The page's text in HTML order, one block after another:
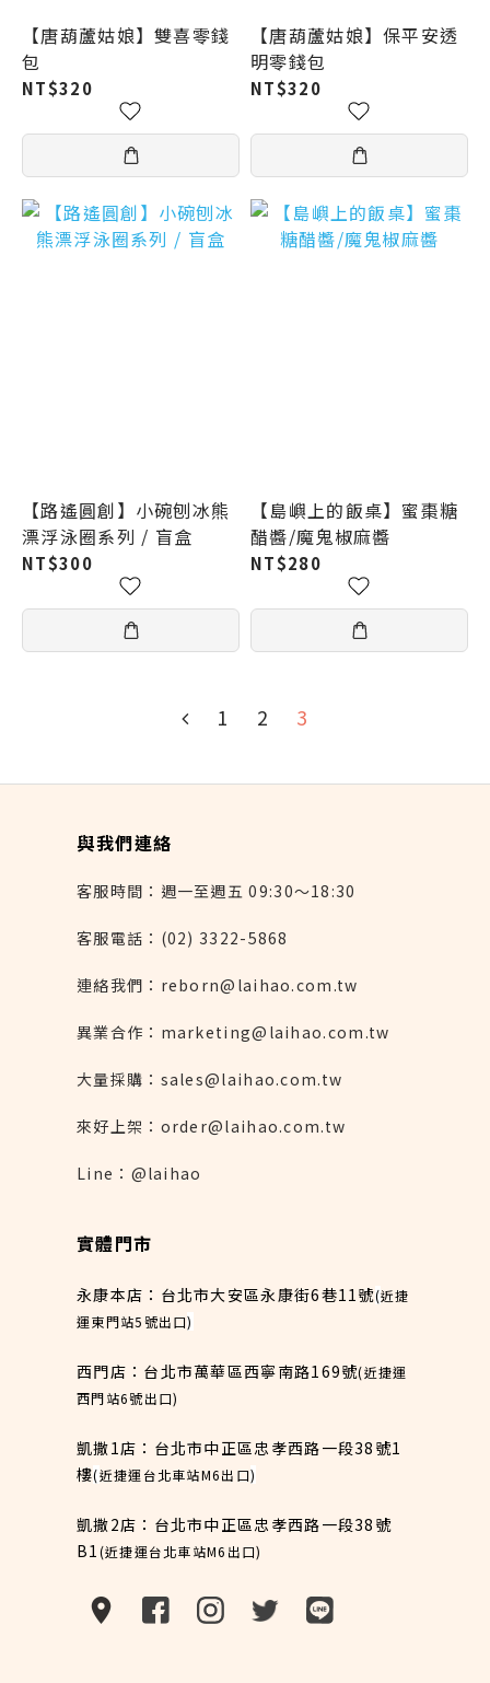
【唐葫蘆姑娘】雙喜零錢
包
NT$320
【唐葫蘆姑娘】保平安透
明零錢包
NT$320
【路遙圓創】小碗刨冰熊
漂浮泳圈系列 / 盲盒
NT$300
【島嶼上的飯桌】蜜棗糖
醋醬/魔鬼椒麻醬
NT$280
1 2 3
與我們連絡
客服時間：週一至週五 09:30～18:30
客服電話：(02) 3322-5868
連絡我們：reborn@laihao.com.tw
異業合作：marketing@laihao.com.tw
大量採購：sales@laihao.com.tw
來好上架：order@laihao.com.tw
Line：@laihao
實體門市
永康本店：台北市大安區永康街6巷11號(近捷
運東門站5號出口)
西門店：台北市萬華區西寧南路169號(近捷運
西門站6號出口)
凱撒1店：台北市中正區忠孝西路一段38號1
樓(近捷運台北車站M6出口)
凱撒2店：台北市中正區忠孝西路一段38號
B1(近捷運台北車站M6出口)